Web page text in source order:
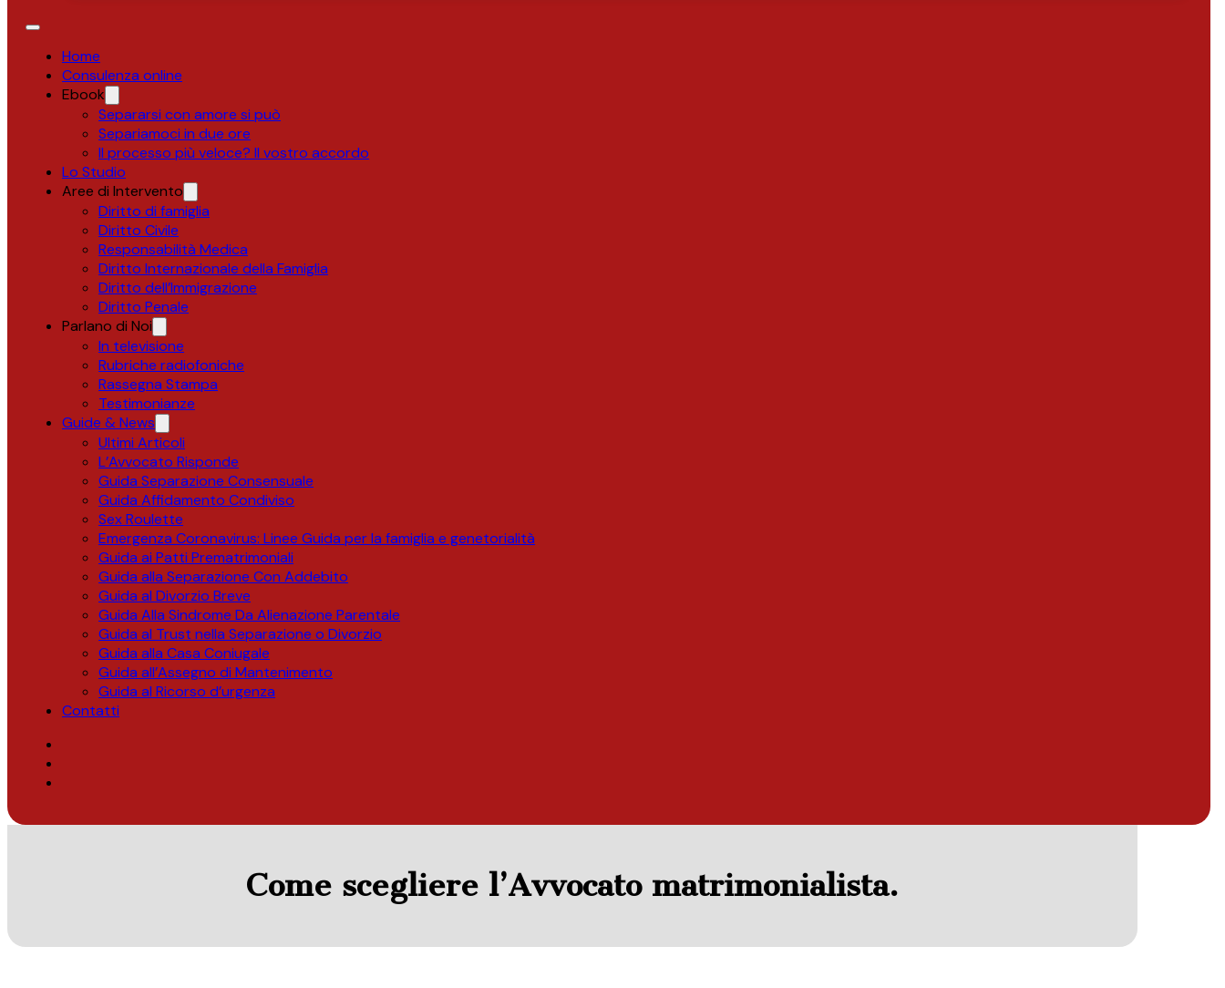
Home
Consulenza online
Ebook
Separarsi con amore si può
Separiamoci in due ore
Il processo più veloce? Il vostro accordo
Lo Studio
Aree di Intervento
Diritto di famiglia
Diritto Civile
Responsabilità Medica
Diritto Internazionale della Famiglia
Diritto dell’Immigrazione
Diritto Penale
Parlano di Noi
In televisione
Rubriche radiofoniche
Rassegna Stampa
Testimonianze
Guide & News
Ultimi Articoli
L’Avvocato Risponde
Guida Separazione Consensuale
Guida Affidamento Condiviso
Sex Roulette
Emergenza Coronavirus: Linee Guida per la famiglia e genetorialità
Guida ai Patti Prematrimoniali
Guida alla Separazione Con Addebito
Guida al Divorzio Breve
Guida Alla Sindrome Da Alienazione Parentale
Guida al Trust nella Separazione o Divorzio
Guida alla Casa Coniugale
Guida all’Assegno di Mantenimento
Guida al Ricorso d’urgenza
Contatti
Come scegliere l’Avvocato matrimonialista.